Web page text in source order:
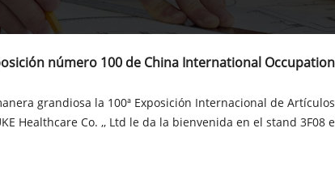
número 100 de China International
grandiosa la 100ª Exposición Internacional de
Healthcare Co. ,, Ltd le da la bienvenida en el stand 3F08